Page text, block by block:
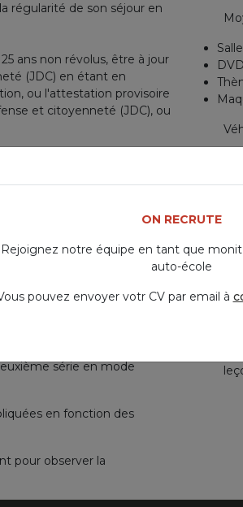
régularité de son séjour en
ans non révolus, être à jour
(JDC) en étant en
ou l'attestation provisoire
et citoyenneté (JDC), ou
titulaires du Brevet pour
professionnel d’Enseignant de la
préfectorale d’enseignement
lundi au samedi.
série en mode
en fonction des
pour observer la
ON RECRUTE
Rejoignez notre équipe en tant que
auto-école
pouvez envoyer votr CV par email à